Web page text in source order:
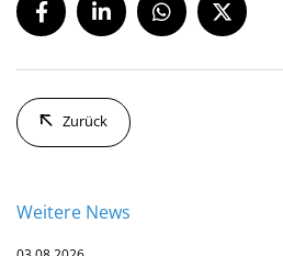
Zurück
Weitere News